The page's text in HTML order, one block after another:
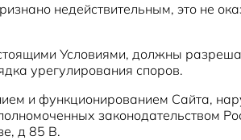
недействительным, это не
Условиями, должны
урегулирования споров.
и функционированием Сайта,
законодательством
д 85 В.